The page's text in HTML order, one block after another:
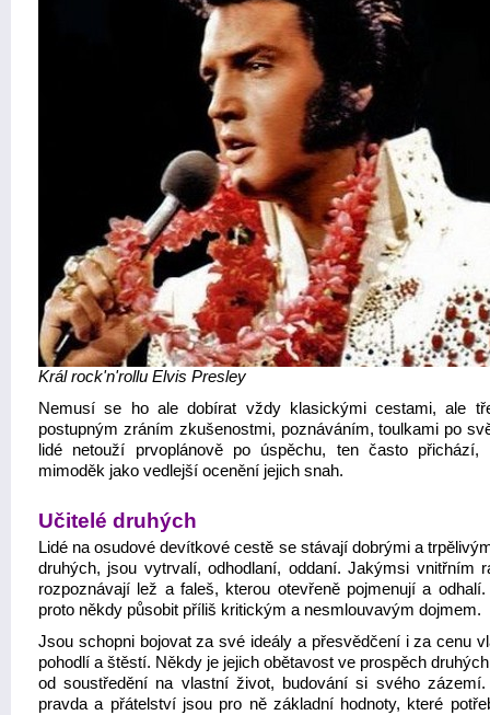
Král rock'n'rollu Elvis Presley
Nemusí se ho ale dobírat vždy klasickými cestami, ale
postupným zráním zkušenostmi, poznáváním, toulkami po
lidé netouží prvoplánově po úspěchu, ten často přichází,
mimoděk jako vedlejší ocenění jejich snah.
Učitelé druhých
Lidé na osudové devítkové cestě se stávají dobrými a
druhých, jsou vytrvalí, odhodlaní, oddaní. Jakýmsi vnitřním
rozpoznávají lež a faleš, kterou otevřeně pojmenují a odhalí.
proto někdy působit příliš kritickým a nesmlouvavým dojmem.
Jsou schopni bojovat za své ideály a přesvědčení i za cenu
pohodlí a štěstí. Někdy je jejich obětavost ve prospěch
od soustředění na vlastní život, budování si svého zázemí.
pravda a přátelství jsou pro ně základní hodnoty, které